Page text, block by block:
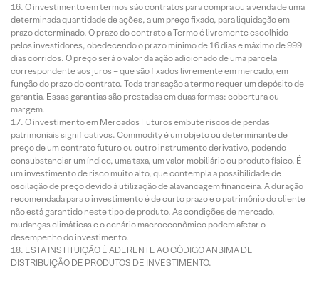
O investimento em termos são contratos para compra ou a venda de uma
determinada quantidade de ações, a um preço fixado, para liquidação em
prazo determinado. O prazo do contrato a Termo é livremente escolhido
pelos investidores, obedecendo o prazo mínimo de 16 dias e máximo de 999
dias corridos. O preço será o valor da ação adicionado de uma parcela
correspondente aos juros – que são fixados livremente em mercado, em
função do prazo do contrato. Toda transação a termo requer um depósito de
garantia. Essas garantias são prestadas em duas formas: cobertura ou
margem.
O investimento em Mercados Futuros embute riscos de perdas
patrimoniais significativos. Commodity é um objeto ou determinante de
preço de um contrato futuro ou outro instrumento derivativo, podendo
consubstanciar um índice, uma taxa, um valor mobiliário ou produto físico. É
um investimento de risco muito alto, que contempla a possibilidade de
oscilação de preço devido à utilização de alavancagem financeira. A duração
recomendada para o investimento é de curto prazo e o patrimônio do cliente
não está garantido neste tipo de produto. As condições de mercado,
mudanças climáticas e o cenário macroeconômico podem afetar o
desempenho do investimento.
ESTA INSTITUIÇÃO É ADERENTE AO CÓDIGO ANBIMA DE
DISTRIBUIÇÃO DE PRODUTOS DE INVESTIMENTO.